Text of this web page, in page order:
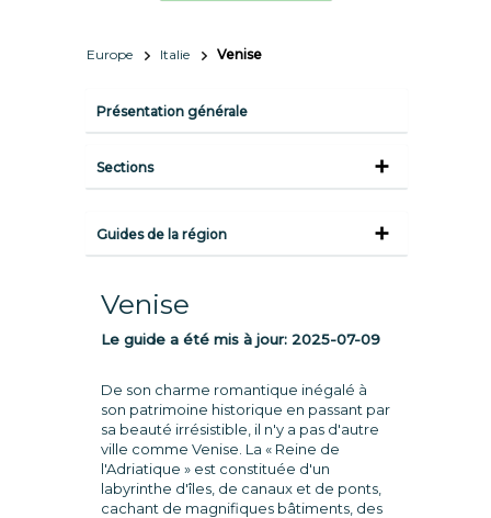
Europe Italie Venise
Présentation générale
Sections
Guides de la région
Venise
Le guide a été mis à jour: 2025-07-09
De son charme romantique inégalé à
son patrimoine historique en passant par
sa beauté irrésistible, il n'y a pas d'autre
ville comme Venise. La « Reine de
l'Adriatique » est constituée d'un
labyrinthe d'îles, de canaux et de ponts,
cachant de magnifiques bâtiments, des